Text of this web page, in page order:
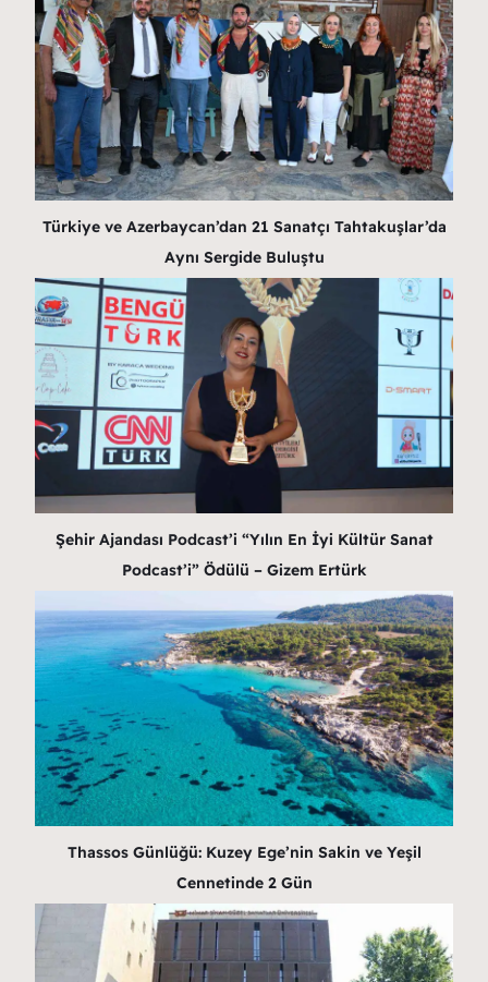
Türkiye ve Azerbaycan’dan 21 Sanatçı Tahtakuşlar’da
Aynı Sergide Buluştu
Şehir Ajandası Podcast’i “Yılın En İyi Kültür Sanat
Podcast’i” Ödülü – Gizem Ertürk
Thassos Günlüğü: Kuzey Ege’nin Sakin ve Yeşil
Cennetinde 2 Gün